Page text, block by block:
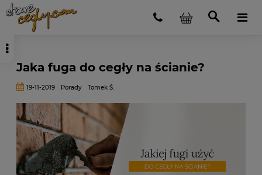
Jaka fuga do cegły na ścianie?
19-11-2019 Porady Tomek Ś.